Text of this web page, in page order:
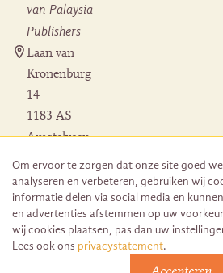
van Palaysia
Publishers
Laan van
Kronenburg
14
1183 AS
Amstelveen
Herroeping
bestelling
Om ervoor te zorgen dat onze site goed
analyseren en verbeteren, gebruiken wij
informatie delen via social media en
en advertenties afstemmen op uw
wij cookies plaatsen, pas dan uw
Lees ook ons privacystatement.